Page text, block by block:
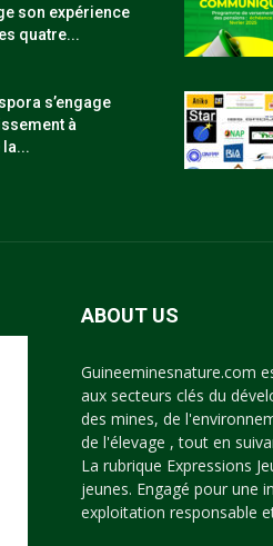
son expérience
quatre...
s’engage
à
la...
ABOUT US
Guineeminesnature.com
aux secteurs clés du
des mines, de
de l'élevage , tout en
La rubrique Expressions
jeunes. Engagé pour une
exploitation responsable